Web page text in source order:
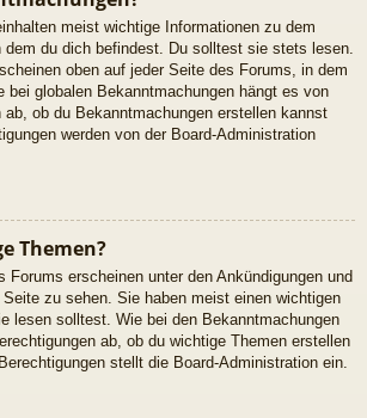
meist wichtige Informationen zu dem
dem du dich befindest. Du solltest sie stets lesen.
oben auf jeder Seite des Forums, in dem
bei globalen Bekanntmachungen hängt es von
ab, ob du Bekanntmachungen erstellen kannst
werden von der Board-Administration
Themen?
Forums erscheinen unter den Ankündigungen und
zu sehen. Sie haben meist einen wichtigen
lesen solltest. Wie bei den Bekanntmachungen
ab, ob du wichtige Themen erstellen
stellt die Board-Administration ein.